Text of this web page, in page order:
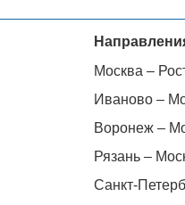
Москва –
Иваново –
Воронеж –
Рязань –
Санкт-